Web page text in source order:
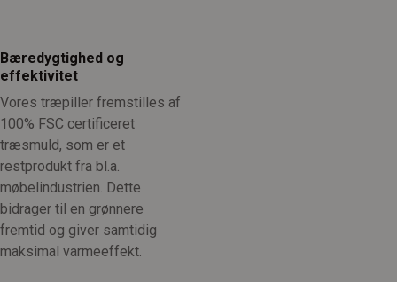
Bæredygtighed og
effektivitet
Vores træpiller fremstilles af
100% FSC certificeret
træsmuld, som er et
restprodukt fra bl.a.
møbelindustrien. Dette
bidrager til en grønnere
fremtid og giver samtidig
maksimal varmeeffekt.